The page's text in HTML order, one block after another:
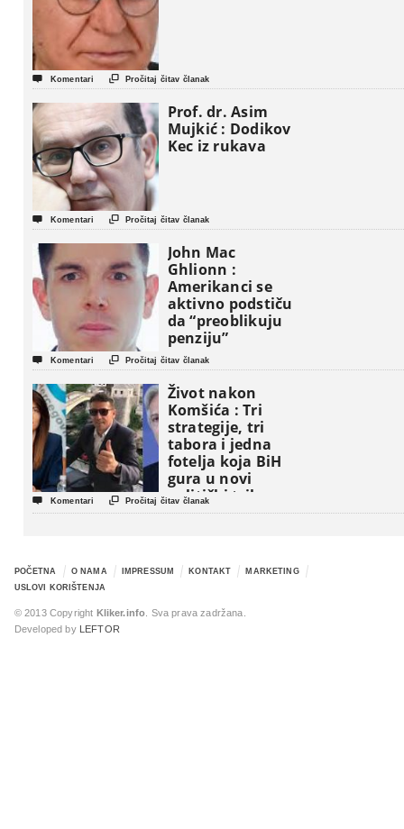
 Komentari  Pročitaj čitav članak
Prof. dr. Asim
Mujkić : Dodikov
Kec iz rukava
 Komentari  Pročitaj čitav članak
John Mac
Ghlionn :
Amerikanci se
aktivno podstiču
da “preoblikuju
penziju”
 Komentari  Pročitaj čitav članak
Život nakon
Komšića : Tri
strategije, tri
tabora i jedna
fotelja koja BiH
gura u novi
politički triler
 Komentari  Pročitaj čitav članak
POČETNA O NAMA IMPRESSUM KONTAKT
MARKETING
USLOVI KORIŠTENJA
© 2013 Copyright Kliker.info . Sva prava zadržana.
Developed by
LEFTOR